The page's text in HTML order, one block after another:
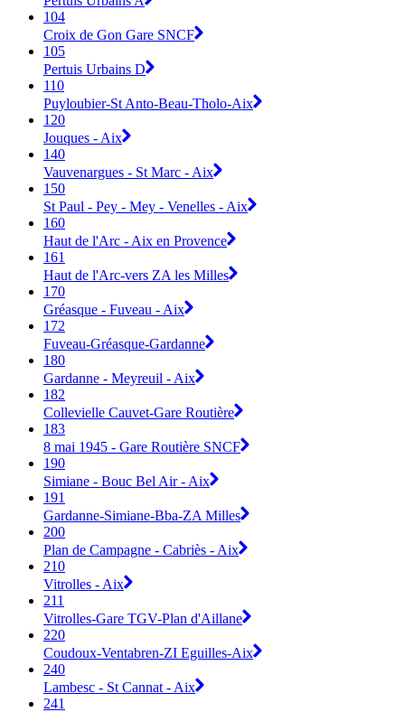
104
Croix de Gon Gare SNCF
105
Pertuis Urbains D
110
Puyloubier-St Anto-Beau-Tholo-Aix
120
Jouques - Aix
140
Vauvenargues - St Marc - Aix
150
St Paul - Pey - Mey - Venelles - Aix
160
Haut de l'Arc - Aix en Provence
161
Haut de l'Arc-vers ZA les Milles
170
Gréasque - Fuveau - Aix
172
Fuveau-Gréasque-Gardanne
180
Gardanne - Meyreuil - Aix
182
Collevielle Cauvet-Gare Routière
183
8 mai 1945 - Gare Routière SNCF
190
Simiane - Bouc Bel Air - Aix
191
Gardanne-Simiane-Bba-ZA Milles
200
Plan de Campagne - Cabriès - Aix
210
Vitrolles - Aix
211
Vitrolles-Gare TGV-Plan d'Aillane
220
Coudoux-Ventabren-ZI Eguilles-Aix
240
Lambesc - St Cannat - Aix
241